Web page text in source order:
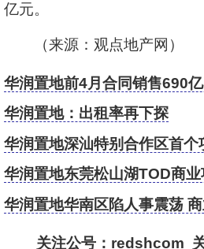
亿元。
（来源：观点地产网）
华润置地前4月合同销售690
华润置地：出租率再下探
华润置地深汕特别合作区首个
华润置地东莞松山湖TOD商
场
华润置地华南区陷人事震荡
关注公号：redshcom